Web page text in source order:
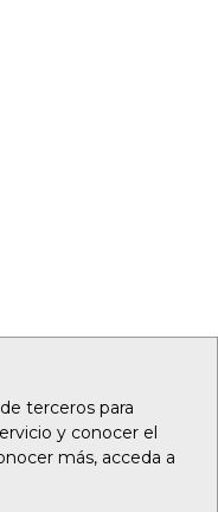
terceros para
y conocer el
más, acceda a